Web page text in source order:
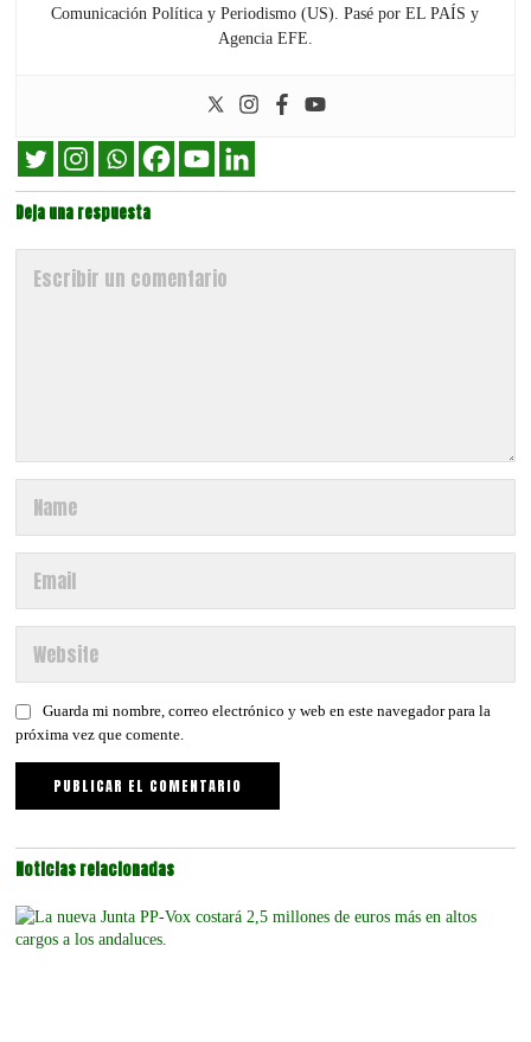
Comunicación Política y Periodismo (US). Pasé por EL PAÍS y
Agencia EFE.
Deja una respuesta
Guarda mi nombre, correo electrónico y web en este navegador para la
próxima vez que comente.
Noticias relacionadas